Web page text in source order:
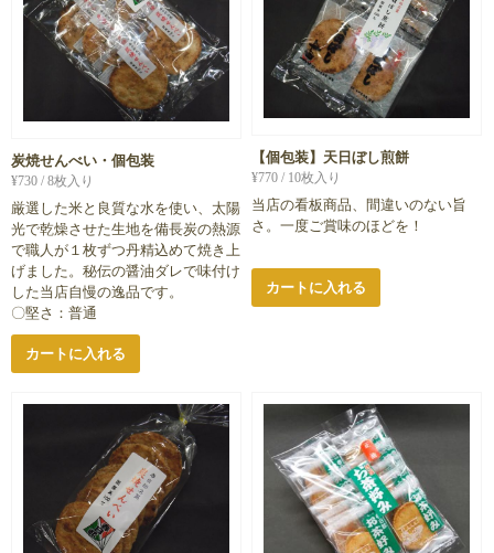
炭焼せんべい・個包装
¥730 / 8枚入り
厳選した米と良質な水を使い、太陽
光で乾燥させた生地を備長炭の熱源
で職人が１枚ずつ丹精込めて焼き上
げました。秘伝の醤油ダレで味付け
した当店自慢の逸品です。
〇堅さ：普通
カートに入れる
【個包装】天日ぼし煎餅
¥770 / 10枚入り
当店の看板商品、間違いのない旨
さ。一度ご賞味のほどを！
カートに入れる